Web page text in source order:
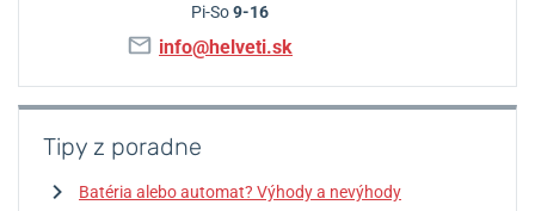
Pi-So9-16
info@helveti.sk
Tipy z poradne
Batéria alebo automat? Výhody a nevýhody